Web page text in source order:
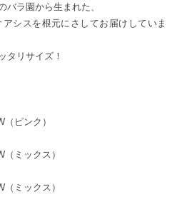
バラ園から生まれた、
シスを根元にさしてお届けしていま
タリサイズ！
ピンク）
ミックス）
ミックス）